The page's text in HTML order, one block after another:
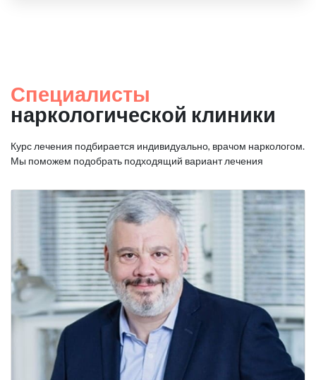
Специалисты
наркологической клиники
Курс лечения подбирается индивидуально, врачом наркологом.
Мы поможем подобрать подходящий вариант лечения